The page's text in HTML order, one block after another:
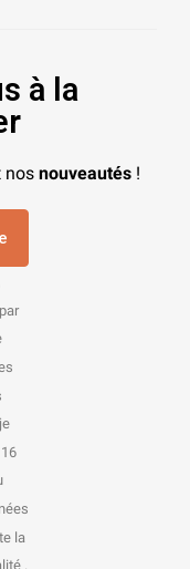
à la
nos nouveautés !
la
.